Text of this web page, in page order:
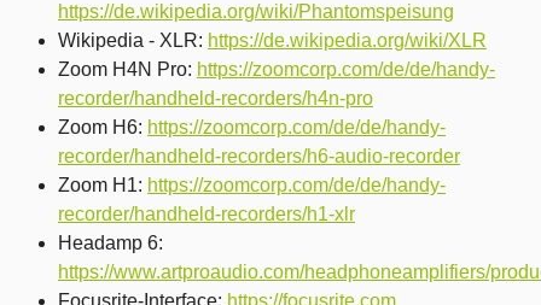
https://de.wikipedia.org/wiki/Phantomspeisung
Wikipedia - XLR: https://de.wikipedia.org/wiki/XLR
Zoom H4N Pro: https://zoomcorp.com/de/de/handy-
recorder/handheld-recorders/h4n-pro
Zoom H6: https://zoomcorp.com/de/de/handy-
recorder/handheld-recorders/h6-audio-recorder
Zoom H1: https://zoomcorp.com/de/de/handy-
recorder/handheld-recorders/h1-xlr
Headamp 6:
https://www.artproaudio.com/headphoneamplifiers/
Focusrite-Interface: https://focusrite.com